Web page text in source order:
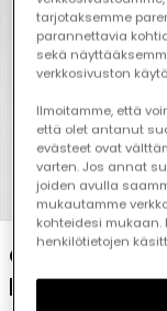
1
Girl\'s blue
patches
tarjotaksemme
parannettavia
sekä
verkkosivuston
Ilmoitamme, että
että olet antanut
evästeet ovat
varten. Jos annat
joiden avulla
mukautamme
kohteidesi mukaan.
henkilötietojen